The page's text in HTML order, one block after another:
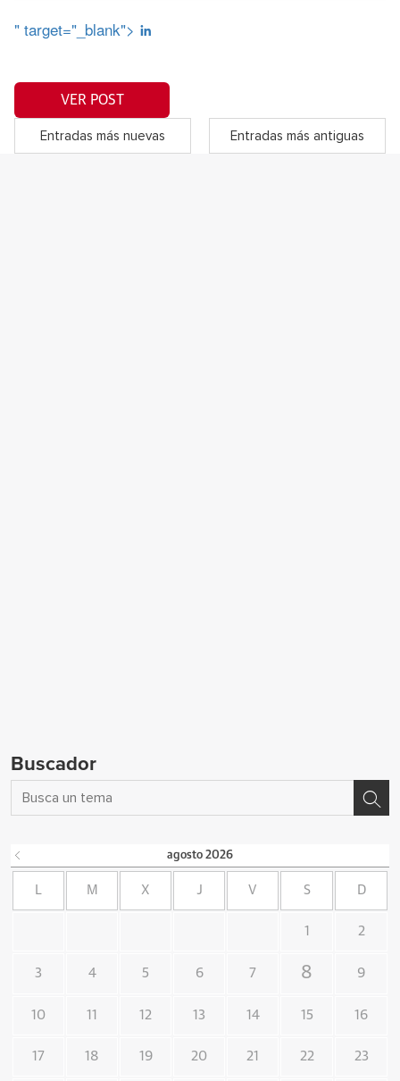
" target="_blank">
VER POST
Entradas más nuevas Entradas más antiguas
Buscador
agosto 2026
L M X J V S D
1 2
3 4 5 6 7 8 9
10 11 12 13 14 15 16
17 18 19 20 21 22 23